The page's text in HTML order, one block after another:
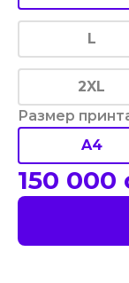
L
2XL
Размер
A4
150 000